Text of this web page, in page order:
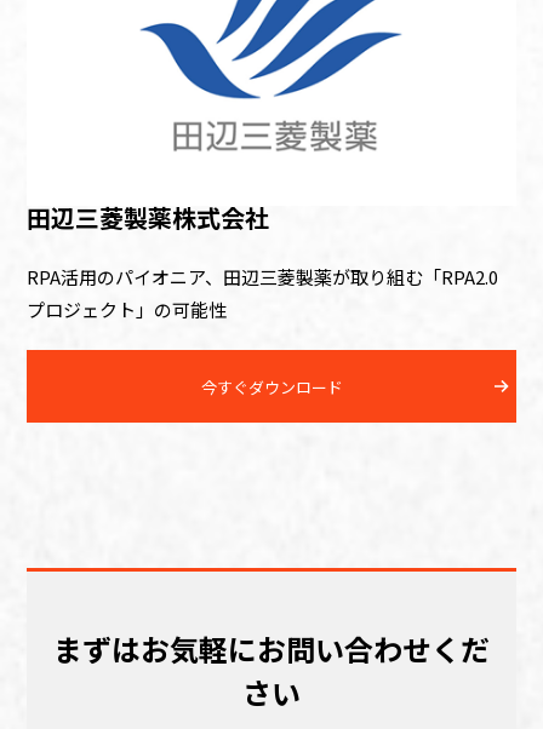
田辺三菱製薬株式会社
RPA活用のパイオニア、田辺三菱製薬が取り組む「RPA2.0
プロジェクト」の可能性
今すぐダウンロード
まずはお気軽にお問い合わせくだ
さい